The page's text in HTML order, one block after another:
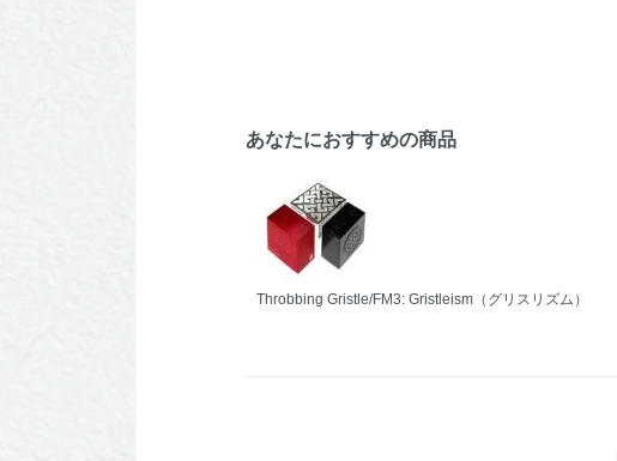
あなたにおすすめの商品
Throbbing Gristle/FM3: Gristleism（グリスリズム）